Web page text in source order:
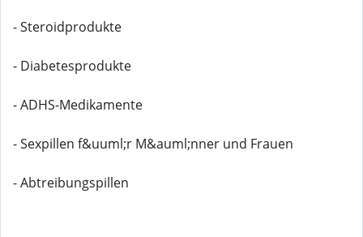
- Steroidprodukte
- Diabetesprodukte
- ADHS-Medikamente
- Sexpillen f&uuml;r M&auml;nner und Frauen
- Abtreibungspillen